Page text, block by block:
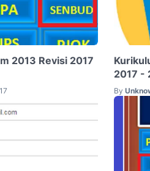
2013 Revisi 2017
2017 -
By